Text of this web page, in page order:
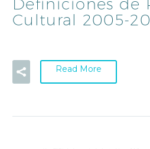
Definiciones de
Cultural 2005-
Read More